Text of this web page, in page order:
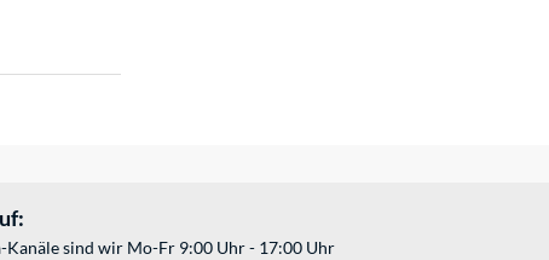
Kanäle sind wir Mo-Fr 9:00 Uhr - 17:00 Uhr